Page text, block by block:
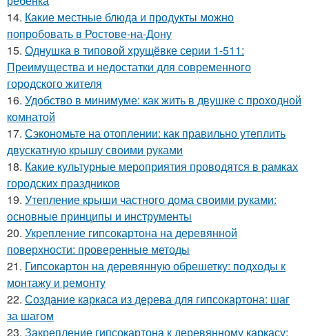
14. Какие местные блюда и продукты можно
попробовать в Ростове-на-Дону
15. Однушка в типовой хрущёвке серии 1-511:
Преимущества и недостатки для современного
городского жителя
16. Удобство в минимуме: как жить в двушке с проходной
комнатой
17. Сэкономьте на отоплении: как правильно утеплить
двускатную крышу своими руками
18. Какие культурные мероприятия проводятся в рамках
городских праздников
19. Утепление крыши частного дома своими руками:
основные принципы и инструменты
20. Укрепление гипсокартона на деревянной
поверхности: проверенные методы
21. Гипсокартон на деревянную обрешетку: подходы к
монтажу и ремонту
22. Создание каркаса из дерева для гипсокартона: шаг
за шагом
23. Закрепление гипсокартона к деревянному каркасу: